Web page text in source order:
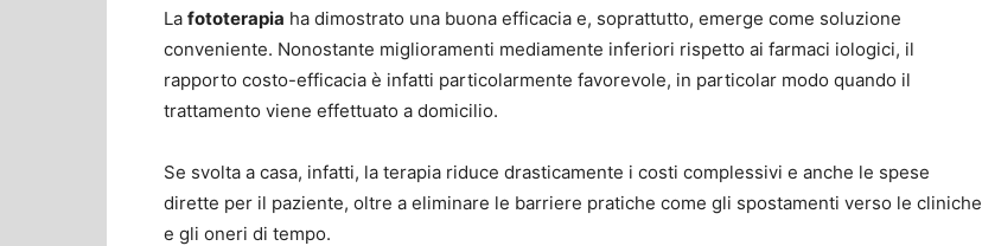
La fototerapia ha dimostrato una buona efficacia e, soprattutto, emerge come soluzione
conveniente. Nonostante miglioramenti mediamente inferiori rispetto ai farmaci iologici, il
rapporto costo-efficacia è infatti particolarmente favorevole, in particolar modo quando il
trattamento viene effettuato a domicilio.
Se svolta a casa, infatti, la terapia riduce drasticamente i costi complessivi e anche le spese
dirette per il paziente, oltre a eliminare le barriere pratiche come gli spostamenti verso le cliniche
e gli oneri di tempo.